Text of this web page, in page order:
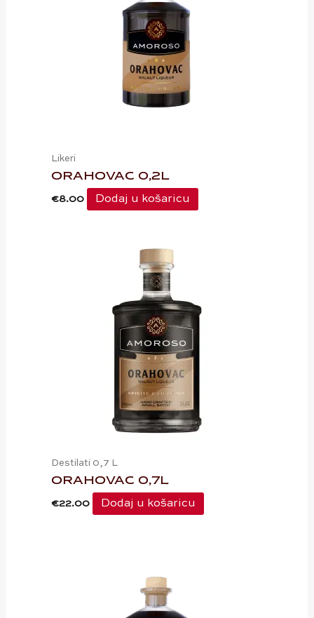
Likeri
ORAHOVAC 0,2L
€8.00 Dodaj u košaricu
Destilati 0,7 L
ORAHOVAC 0,7L
€22.00 Dodaj u košaricu